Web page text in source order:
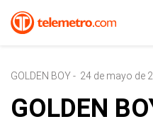
GOLDEN BOY- 24 de mayo de
GOLDEN